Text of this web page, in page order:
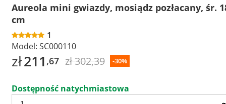
Aureola mini gwiazdy, mosiądz pozłacany, śr.
cm
1
Model: SC000110
zł211 ,67 zł 302,39 -30%
Dostępność natychmiastowa